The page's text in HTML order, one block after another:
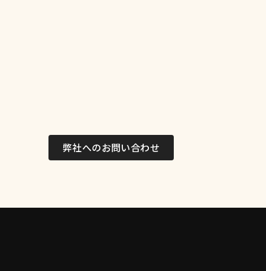
弊社へのお問い合わせ